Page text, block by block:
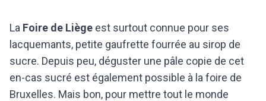
La Foire de Liège est surtout connue pour ses
lacquemants, petite gaufrette fourrée au sirop de
sucre. Depuis peu, déguster une pâle copie de cet
en-cas sucré est également possible à la foire de
Bruxelles. Mais bon, pour mettre tout le monde